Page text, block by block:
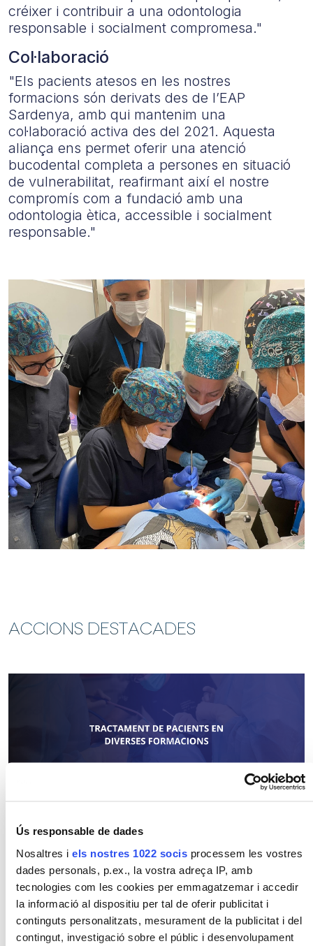
Ús responsable de dades
Nosaltres i els nostres 1022 socis processem les vostres
dades personals, p.ex., la vostra adreça IP, amb
tecnologies com les cookies per emmagatzemar i accedir
la informació al dispositiu per tal de oferir publicitat i
continguts personalitzats, mesurament de la publicitat i del
contingut, investigació sobre el públic i desenvolupament
créixer i contribuir a una odontologia
responsable i socialment compromesa."
Col·laboració
"Els pacients atesos en les nostres
formacions són derivats des de l’EAP
Sardenya, amb qui mantenim una
col·laboració activa des del 2021. Aquesta
aliança ens permet oferir una atenció
bucodental completa a persones en situació
de vulnerabilitat, reafirmant així el nostre
compromís com a fundació amb una
odontologia ètica, accessible i socialment
responsable."
Accions Destacades